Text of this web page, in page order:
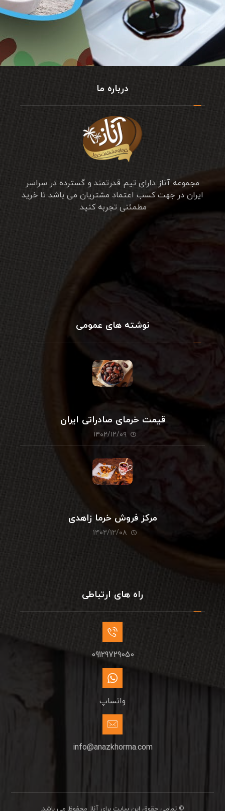
درباره ما
مجموعه آناز دارای تیم قدرتمند و گسترده در سراسر
ایران در جهت کسب اعتماد مشتریان می باشد تا خرید
مطمئنی تجربه کنید.
نوشته های عمومی
قیمت خرمای صادراتی ایران
۱۴۰۲/۱۲/۰۹
مرکز فروش خرما زاهدی
۱۴۰۲/۱۲/۰۸
راه های ارتباطی
09129729050
واتساپ
info@anazkhorma.com